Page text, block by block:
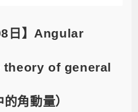
日】Angular
of general
角動量）